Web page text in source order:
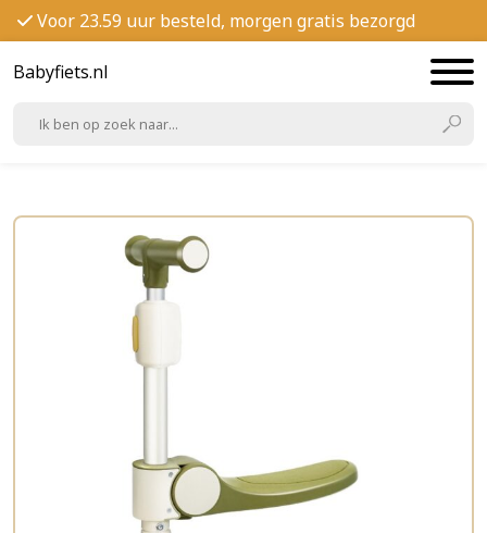
Voor 23.59 uur besteld, morgen gratis bezorgd
Babyfiets.nl